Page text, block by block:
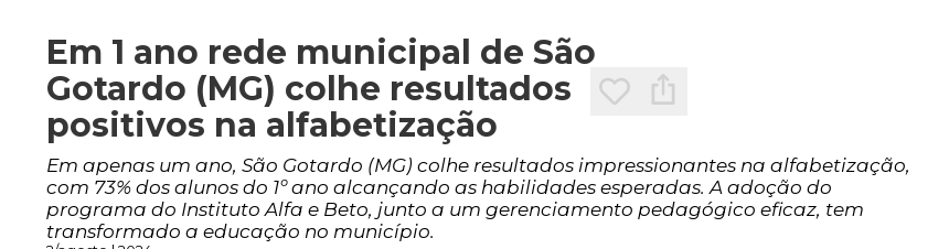
Em 1 ano rede municipal de São
Gotardo (MG) colhe resultados
positivos na alfabetização
Em apenas um ano, São Gotardo (MG) colhe resultados impressionantes na alfabetização,
com 73% dos alunos do 1º ano alcançando as habilidades esperadas. A adoção do
programa do Instituto Alfa e Beto, junto a um gerenciamento pedagógico eficaz, tem
transformado a educação no município.